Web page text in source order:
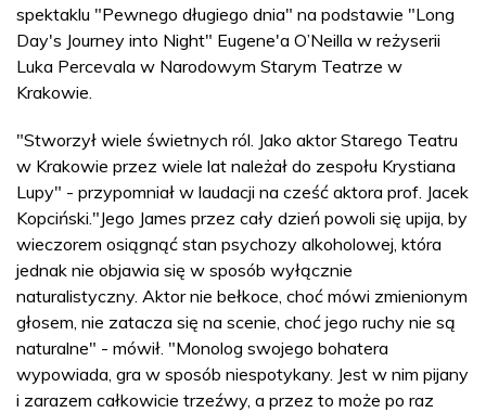
spektaklu "Pewnego długiego dnia" na podstawie "Long
Day's Journey into Night" Eugene'a O’Neilla w reżyserii
Luka Percevala w Narodowym Starym Teatrze w
Krakowie.
"Stworzył wiele świetnych ról. Jako aktor Starego Teatru
w Krakowie przez wiele lat należał do zespołu Krystiana
Lupy" - przypomniał w laudacji na cześć aktora prof. Jacek
Kopciński."Jego James przez cały dzień powoli się upija, by
wieczorem osiągnąć stan psychozy alkoholowej, która
jednak nie objawia się w sposób wyłącznie
naturalistyczny. Aktor nie bełkoce, choć mówi zmienionym
głosem, nie zatacza się na scenie, choć jego ruchy nie są
naturalne" - mówił. "Monolog swojego bohatera
wypowiada, gra w sposób niespotykany. Jest w nim pijany
i zarazem całkowicie trzeźwy, a przez to może po raz